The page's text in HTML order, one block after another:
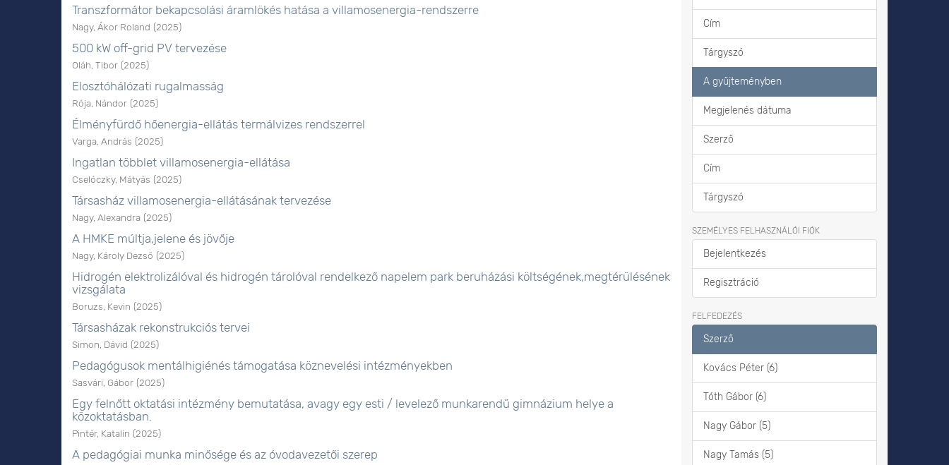
Transzformátor bekapcsolási áramlökés hatása a villamosenergia-rendszerre
Nagy, Ákor Roland (2025)
500 kW off-grid PV tervezése
Oláh, Tibor (2025)
Elosztóhálózati rugalmasság
Rója, Nándor (2025)
Élményfürdő hőenergia-ellátás termálvizes rendszerrel
Varga, András (2025)
Ingatlan többlet villamosenergia-ellátása
Cselóczky, Mátyás (2025)
Társasház villamosenergia-ellátásának tervezése
Nagy, Alexandra (2025)
A HMKE múltja,jelene és jövője
Nagy, Károly Dezső (2025)
Hidrogén elektrolizálóval és hidrogén tárolóval rendelkező napelem park beruházási költségének,megtérülésének
vizsgálata
Boruzs, Kevin (2025)
Társasházak rekonstrukciós tervei
Simon, Dávid (2025)
Pedagógusok mentálhigiénés támogatása köznevelési intézményekben
Sasvári, Gábor (2025)
Egy felnőtt oktatási intézmény bemutatása, avagy egy esti / levelező munkarendű gimnázium helye a
közoktatásban.
Pintér, Katalin (2025)
A pedagógiai munka minősége és az óvodavezetői szerep
Cím
Tárgyszó
A gyűjteményben
Megjelenés dátuma
Szerző
Cím
Tárgyszó
SZEMÉLYES FELHASZNÁLÓI FIÓK
Bejelentkezés
Regisztráció
FELFEDEZÉS
Szerző
Kovács Péter (6)
Tóth Gábor (6)
Nagy Gábor (5)
Nagy Tamás (5)